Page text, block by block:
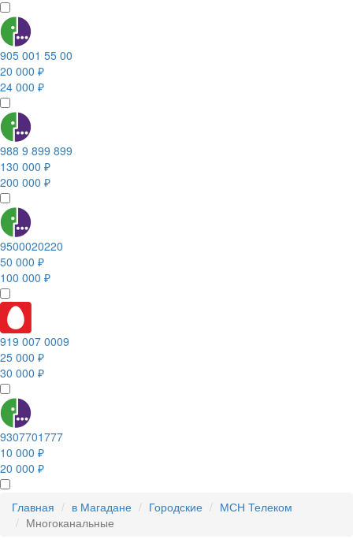
905 001 55 00
20 000 ₽
24 000 ₽
988 9 899 899
130 000 ₽
200 000 ₽
9500020220
50 000 ₽
100 000 ₽
919 007 0009
25 000 ₽
30 000 ₽
9307701777
10 000 ₽
20 000 ₽
Главная в Магадане Городские
МСН Телеком
Многоканальные